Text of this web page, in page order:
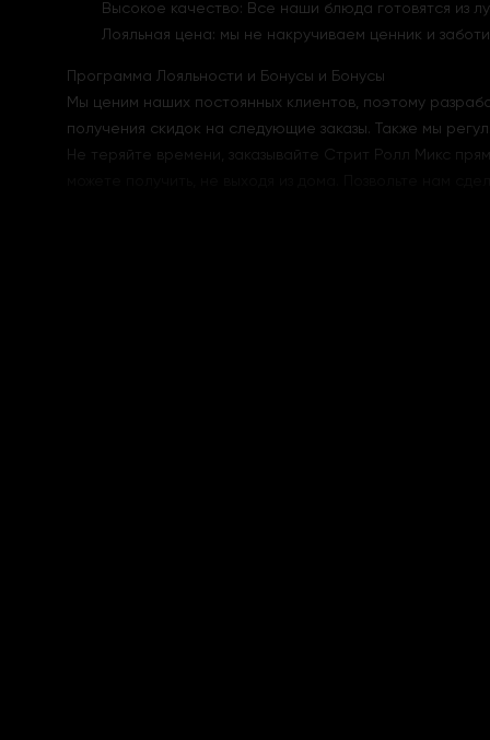
Высокое качество: Все наши блюда готовятся из
Лояльная цена: мы не накручиваем ценник и
Программа Лояльности и Бонусы и Бонусы
Мы ценим наших постоянных клиентов, поэтому
получения скидок на следующие заказы. Также мы
Не теряйте времени, заказывайте Стрит Ролл Микс